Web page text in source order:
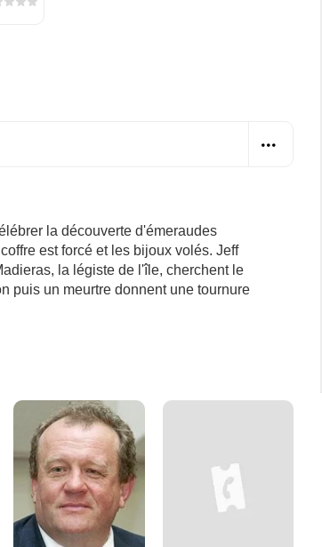
la découverte d'émeraudes
est forcé et les bijoux volés. Jeff
la légiste de l'île, cherchent le
puis un meurtre donnent une tournure